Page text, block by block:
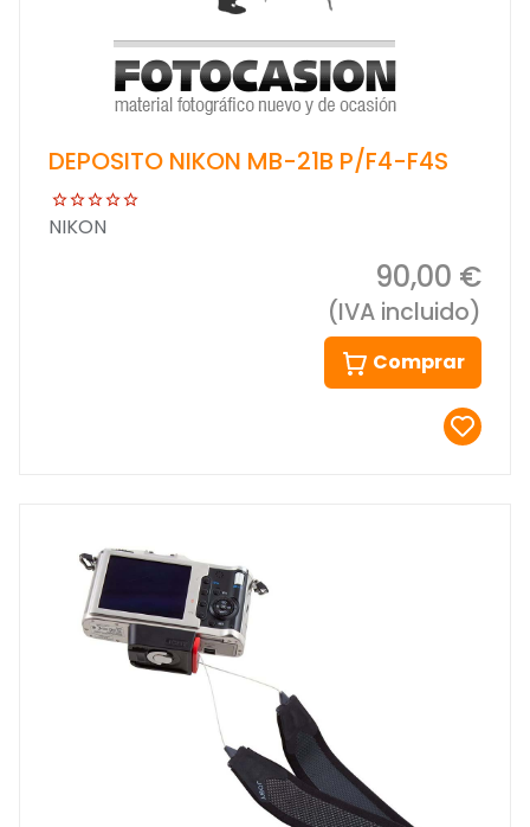
DEPOSITO NIKON MB-21B P/F4-F4S
NIKON
90,00 €
(IVA incluido)
Comprar